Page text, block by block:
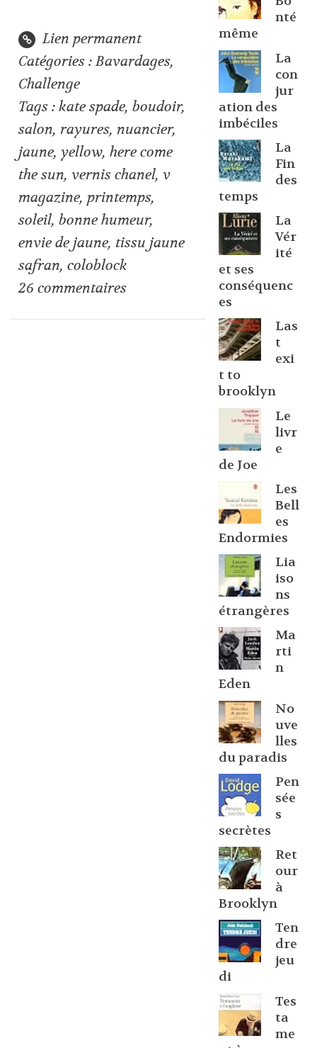
Lien permanent
Catégories :Bavardages,
Challenge
Tags :kate spade,boudoir,
salon, rayures, nuancier,
jaune,yellow,here come
the sun,vernis chanel,v
magazine, printemps,
soleil,bonne humeur,
envie de jaune, tissu jaune
safran,coloblock
26 commentaires
nté
même
La
con
jur
ation des
imbéciles
La
Fin
des
temps
La
Vér
ité
et ses
conséquenc
es
Las
t
exi
t to
brooklyn
Le
livr
e
de Joe
Les
Bell
es
Endormies
Lia
iso
ns
étrangères
Ma
rti
n
Eden
No
uve
lles
du paradis
Pen
sée
s
secrètes
Ret
our
à
Brooklyn
Ten
dre
jeu
di
Tes
ta
me